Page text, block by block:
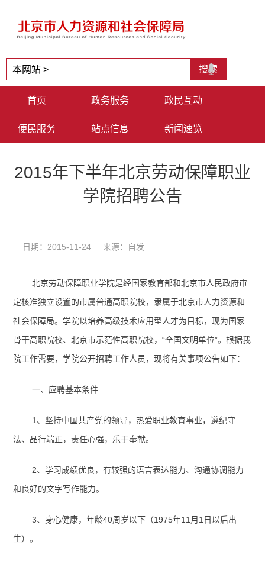
首页 政务服务 政民互动
便民服务 站点信息 新闻速览
2015年下半年北京劳动保障职业
学院招聘公告
日期：2015-11-24 来源：自发
北京劳动保障职业学院是经国家教育部和北京市人民政府审
定核准独立设置的市属普通高职院校，隶属于北京市人力资源和
社会保障局。学院以培养高级技术应用型人才为目标，现为国家
骨干高职院校、北京市示范性高职院校，“全国文明单位”。根据我
院工作需要，学院公开招聘工作人员，现将有关事项公告如下：
一、应聘基本条件
1、坚持中国共产党的领导，热爱职业教育事业，遵纪守
法、品行端正，责任心强，乐于奉献。
2、学习成绩优良，有较强的语言表达能力、沟通协调能力
和良好的文字写作能力。
3、身心健康，年龄40周岁以下（1975年11月 1 日以后出
生）。